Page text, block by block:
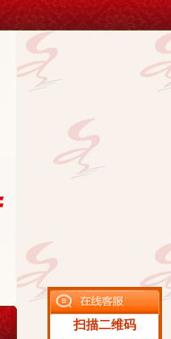
扫描二维码